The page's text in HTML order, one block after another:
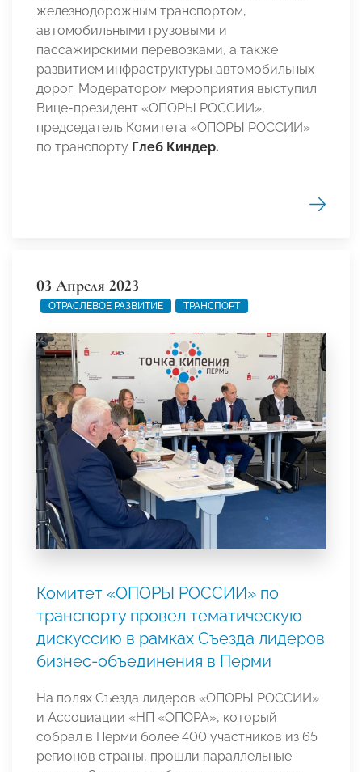
железнодорожным транспортом,
автомобильными грузовыми и
пассажирскими перевозками, а также
развитием инфраструктуры автомобильных
дорог. Модератором мероприятия выступил
Вице-президент «ОПОРЫ РОССИИ»,
председатель Комитета «ОПОРЫ РОССИИ»
по транспорту Глеб Киндер.
03 Апреля 2023
ОТРАСЛЕВОЕ РАЗВИТИЕ ТРАНСПОРТ
Комитет «ОПОРЫ РОССИИ» по
транспорту провел тематическую
дискуссию в рамках Съезда лидеров
бизнес-объединения в Перми
На полях Съезда лидеров «ОПОРЫ РОССИИ»
и Ассоциации «НП «ОПОРА», который
собрал в Перми более 400 участников из 65
регионов страны, прошли параллельные